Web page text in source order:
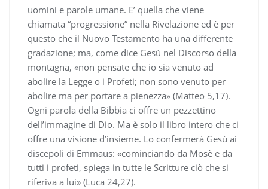
uomini e parole umane. E’ quella che viene
chiamata “progressione” nella Rivelazione ed è per
questo che il Nuovo Testamento ha una differente
gradazione; ma, come dice Gesù nel Discorso della
montagna, «non pensate che io sia venuto ad
abolire la Legge o i Profeti; non sono venuto per
abolire ma per portare a pienezza» (Matteo 5,17).
Ogni parola della Bibbia ci offre un pezzettino
dell’immagine di Dio. Ma è solo il libro intero che ci
offre una visione d’insieme. Lo confermerà Gesù ai
discepoli di Emmaus: «cominciando da Mosè e da
tutti i profeti, spiega in tutte le Scritture ciò che si
riferiva a lui» (Luca 24,27).